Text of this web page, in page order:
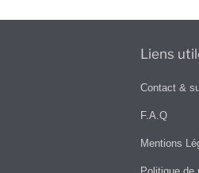
Liens
Contact &
F.A.Q
Mentions
Politique de